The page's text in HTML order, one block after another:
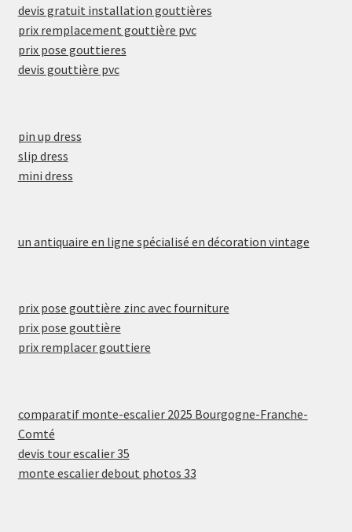
devis gratuit installation gouttières
prix remplacement gouttière pvc
prix pose gouttieres
devis gouttière pvc
pin up dress
slip dress
mini dress
un antiquaire en ligne spécialisé en décoration vintage
prix pose gouttière zinc avec fourniture
prix pose gouttière
prix remplacer gouttiere
comparatif monte-escalier 2025 Bourgogne-Franche-
Comté
devis tour escalier 35
monte escalier debout photos 33